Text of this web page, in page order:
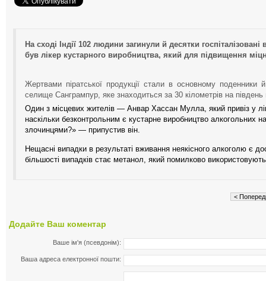
На сході Індії 102 людини загинули й десятки
був лікер кустарного виробництва, який для підвищення
Жертвами піратської продукції стали в основному поденники
селище Сангрампур, яке знаходиться за 30 кілометрів на південь
Один з місцевих жителів — Анвар Хассан Мулла, який привіз у
наскільки безконтрольним є кустарне виробництво алкогольних
злочинцями?» — припустив він.
Нещасні випадки в результаті вживання неякісного алкоголю є
більшості випадків стає метанол, який помилково
<
Додайте Ваш коментар
Ваше ім'я (псевдонім):
Ваша адреса електронної пошти: